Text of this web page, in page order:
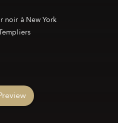
noir à New York
• Lambert-Rucki à la Tour des Templiers